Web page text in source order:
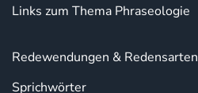
Links zum Thema Phraseologie
Redewendungen & Redensarten
Sprichwörter